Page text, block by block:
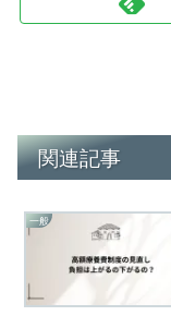
関連記事
一般